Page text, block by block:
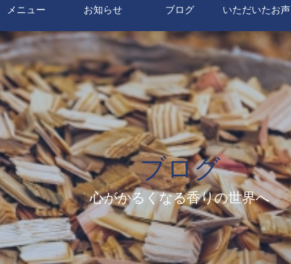
メニュー お知らせ ブログ いただいたお声
ブログ
心がかるくなる香りの世界へ